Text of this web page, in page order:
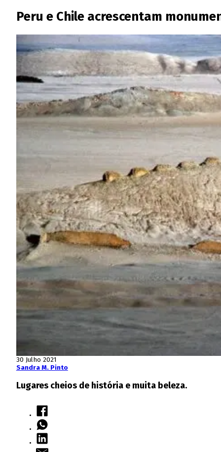
Peru e Chile acrescentam
30 Julho 2021
Sandra M. Pinto
Lugares cheios de história e muita beleza.